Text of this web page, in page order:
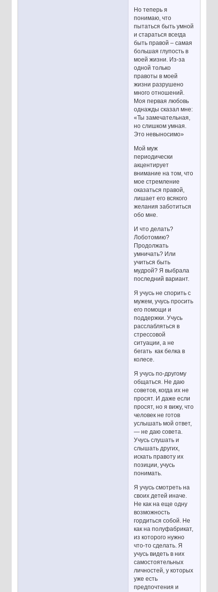
Но теперь я
понимаю, что
пытаться быть умной
и стараться всегда
быть правой – самая
большая глупость в
моей жизни. Из-за
одной только
правоты в моей
жизни разрушено
много отношений.
Моя первая любовь
однажды сказал мне:
«Ты замечательная,
но слишком умная.
Это невыносимо»
Мой муж
периодически
акцентирует
внимание на том, что
мое стремление
оказаться правой,
лишает его всякого
желания заботиться
обо мне.
И что делать?
Лоботомию?
Продолжать
умничать? Или
учиться быть
мудрой? Я выбрала
последний вариант.
Я учусь не спорить с
мужем, учусь просить
его помощи и
поддержки. Учусь
расслабляться в
стрессовой
ситуации, а не
бегать как белка в
колесе.
Я учусь по-другому
общаться. Не даю
советов, когда их не
просят. И даже если
просят, но я вижу, что
человек не готов
услышать мой ответ,
— не даю совета.
Учусь слушать и
слышать других,
искать правоту их
позиции, учусь
понимать.
Я учусь смотреть на
своих детей иначе.
Не как на еще одну
возможность
гордиться собой. Не
как на полуфабрикат,
из которого нужно
что-то сделать. Я
учусь видеть в них
самостоятельных
личностей, у которых
уже есть
предпочтения и